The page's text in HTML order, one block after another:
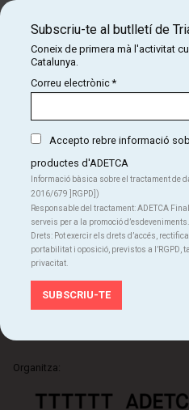
Més
Subscriu-te al
Coneix de primera mà
de
Organitza:
Subscriu-te al butlletí de
Coneix de primera mà l'activitat
Catalunya.
Correu electrònic*
Accepto rebre informació
productes d'ADETCA
Informació bàsica sobre el tractament de
2016/679 ]RGPD])
Responsable del tractament: ADETCA
serveis per a la promoció d’esdeveniments.
Drets: Pot exercir els drets d’accés,
portabilitat i oposició, previstos a l’RGPD,
privacitat.